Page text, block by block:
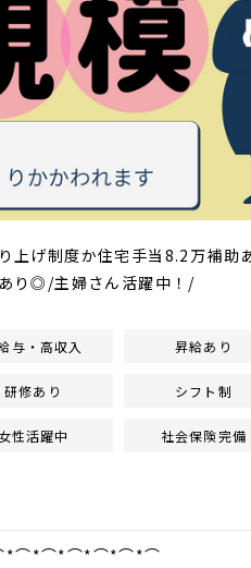
上げ制度か住宅手当8.2万補
り◎/主婦さん活躍中！/
与・高収入 昇給あり
研修あり シフト制
女性活躍中 社会保険完備